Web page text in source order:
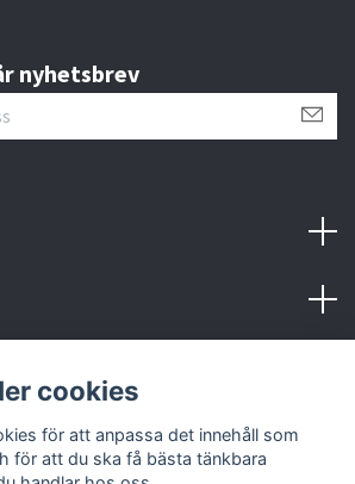
nyhetsbrev
cookies
för att anpassa det innehåll som
för att du ska få bästa tänkbara